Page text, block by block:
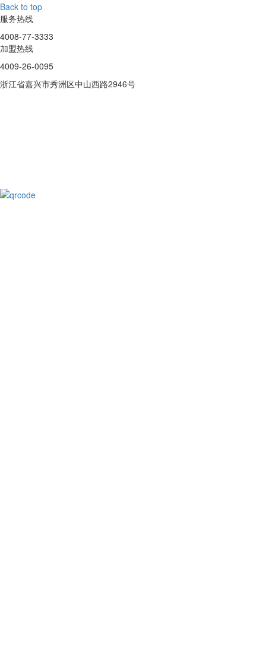
Back to top
服务热线
4008-77-3333
加盟热线
4009-26-0095
浙江省嘉兴市秀洲区中山西路2946号